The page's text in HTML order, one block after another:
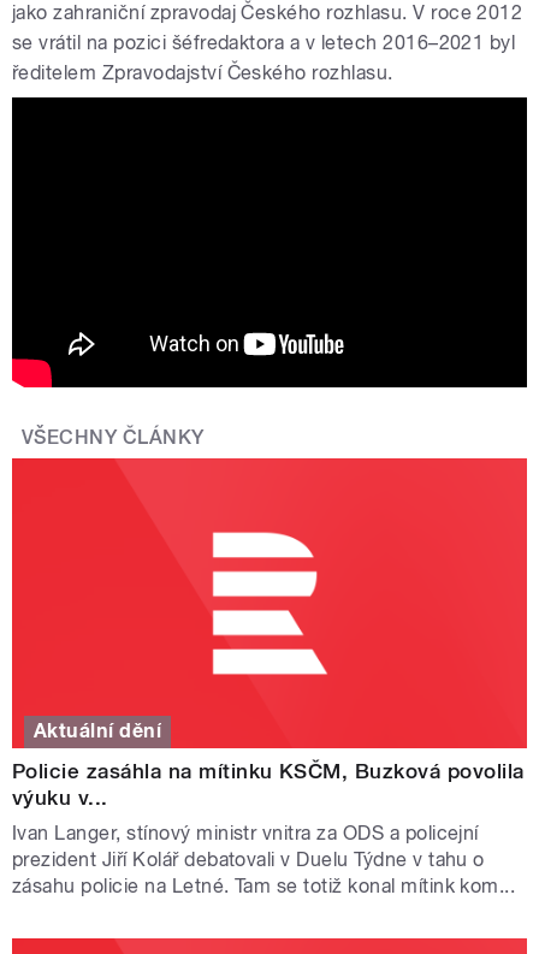
jako zahraniční zpravodaj Českého rozhlasu. V roce 2012
se vrátil na pozici šéfredaktora a v letech 2016–2021 byl
ředitelem Zpravodajství Českého rozhlasu.
VŠECHNY ČLÁNKY
Aktuální dění
Policie zasáhla na mítinku KSČM, Buzková povolila
výuku v...
Ivan Langer, stínový ministr vnitra za ODS a policejní
prezident Jiří Kolář debatovali v Duelu Týdne v tahu o
zásahu policie na Letné. Tam se totiž konal mítink kom...